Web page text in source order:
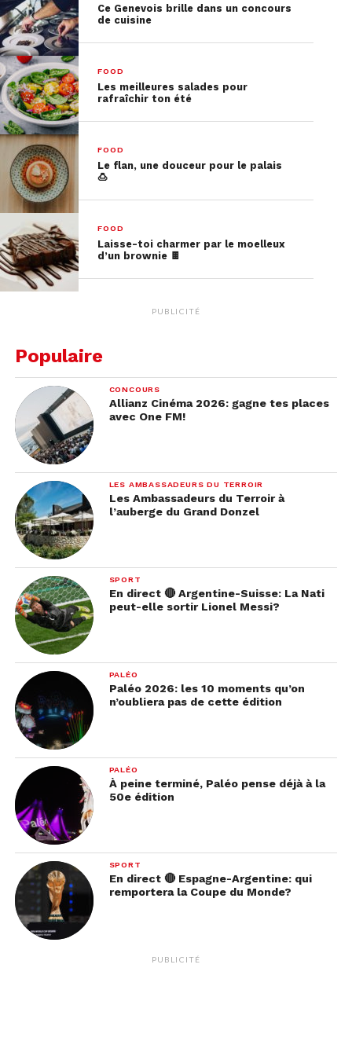
Café glacé Vietnamien
Ingrédients pour 1 café:1 à 2 capsules de café – 2
cuillères à soupe de lait condensé – des tiges de
menthes fraîche – glaçons
Temps:5 min de préparation
Faites infuser le café. Remplissez le verre de
glaçons. Versez le café dans le verre. Incorporez
lentement le lait condensé. Garnissez d’une
branche de menthe pour encore plus de saveur.
Ce Genevois brille dans un concours
de cuisine
FOOD
Les meilleures salades pour
rafraîchir ton été
FOOD
Le flan, une douceur pour le palais
🍮
FOOD
Laisse-toi charmer par le moelleux
d’un brownie 🍫
PUBLICITÉ
Populaire
CONCOURS
Allianz Cinéma 2026: gagne tes places
avec One FM!
LES AMBASSADEURS DU TERROIR
Les Ambassadeurs du Terroir à
l’auberge du Grand Donzel
SPORT
En direct 🔴 Argentine-Suisse: La Nati
peut-elle sortir Lionel Messi?
PALÉO
Paléo 2026: les 10 moments qu’on
n’oubliera pas de cette édition
PALÉO
À peine terminé, Paléo pense déjà à la
50e édition
SPORT
En direct 🔴 Espagne-Argentine: qui
remportera la Coupe du Monde?
PUBLICITÉ